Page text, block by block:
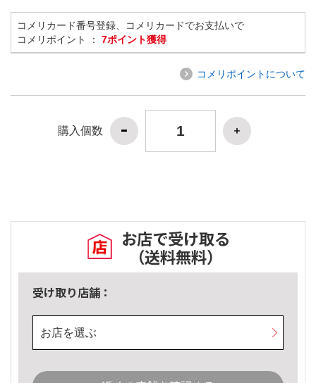
コメリカード番号登録、コメリカードでお支払いで
コメリポイント ： 7ポイント獲得
コメリポイントについて
購入個数
お店で受け取る
（送料無料）
受け取り店舗：
お店を選ぶ